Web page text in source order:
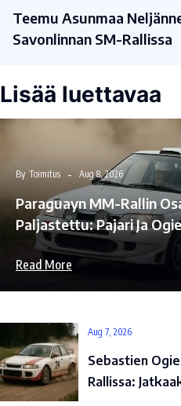
Teemu Asunmaa
Savonlinnan SM-Rallissa
Lisää luettavaa
By Toimitus Aug 8, 2026
Paraguayn MM-Rallin
Paljastettu: Pajari Ja
Read More
Aug 7, 2026
Sebastien
Rallissa: